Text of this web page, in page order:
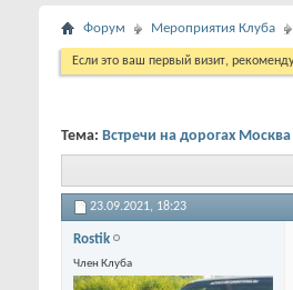
Форум Мероприятия Клуба
Если это ваш первый визит,
Тема: Встречи на дорогах Москва
23.09.2021, 18:23
Rostik
Член Клуба